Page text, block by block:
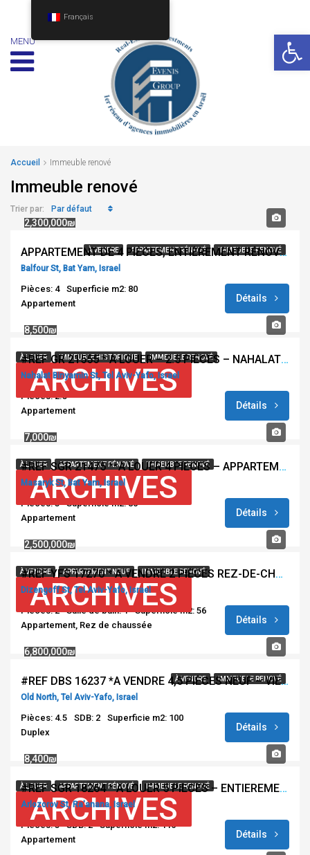
MENU
Accueil Immeuble renové
Immeuble renové
Trier par: Par défaut
À VENDRE APPARTEMENT RÉNOVÉ IMMEUBLE RENOVÉ
2,300,000₪
APPARTEMENT DE 4 PIÈCES, ENTIÈREMENT RÉNOVÉ – 2ÈME LIGNE MER
Balfour St, Bat Yam, Israel
Pièces: 4
Superficie m2: 80
Appartement
Détails
À LOUER IMMEUBLE HISTORIQUE IMMEUBLE RENOVÉ
ARCHIVES
8,500₪
#REF GR 21555 * À LOUER – 2.5 PIÈCES – NAHALAT BENYAMIN- TEL AVIV *
Nahalat Binyamin St, Tel Aviv-Yafo, Israel
Pièces: 2.5
Appartement
Détails
À LOUER APPARTEMENT RÉNOVÉ IMMEUBLE RENOVÉ
ARCHIVES
7,000₪
#REF SGR 21475 **A LOUER 4 PIECES – APPARTEMENT NEUF – MASARYK – BAT YAM **
Masaryk St, Bat Yam, Israel
Pièces: 3
Superficie m2: 80
Appartement
Détails
À VENDRE APPARTEMENT NEUF IMMEUBLE RENOVÉ
ARCHIVES
2,500,000₪
#REF YFS 17270 * A VENDRE 2 PIÈCES REZ-DE-CHAUSSÉE – NEUF – EXCELLENT EMPLACEMENT – PROCHE DIZENGOFF – TEL AVIV *
Dizengoff St, Tel Aviv-Yafo, Israel
Pièces: 2 Salle de bain: 1
Superficie m2: 56
Appartement, Rez de chaussée
Détails
À VENDRE IMMEUBLE RENOVÉ
6,800,000₪
#REF DBS 16237 *A VENDRE 4,5 PIÈCES NEUF – VIEUX NORD TEL AVIV*
Old North, Tel Aviv-Yafo, Israel
Pièces: 4.5 SDB: 2
Superficie m2: 100
Duplex
Détails
À LOUER APPARTEMENT RÉNOVÉ IMMEUBLE RENOVÉ
ARCHIVES
8,400₪
#REF SGR 18264 * A LOUER 5 PIECES – ENTIEREMENT RENOVE – ARLOZOROV – RAANANA **
Arlozorov St, Ra'anana, Israel
Pièces: 5 SDB: 2
Superficie m2: 116
Appartement
Détails
Français